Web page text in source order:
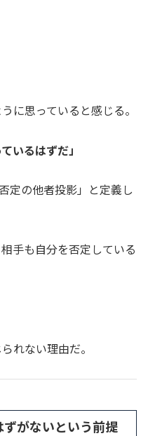
に思っていると感じる。
いるはずだ」
定の他者投影」と定義し
手も自分を否定している
れない理由だ。
がないという前提